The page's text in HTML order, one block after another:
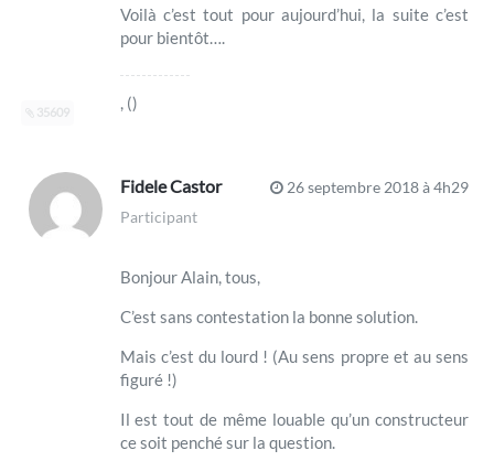
35609
Voilà c’est tout pour aujourd’hui, la suite c’est
pour bientôt….
, ()
26 septembre 2018 à 4h29
Fidele Castor
Participant
Bonjour Alain, tous,
C’est sans contestation la bonne solution.
Mais c’est du lourd ! (Au sens propre et au sens
figuré !)
Il est tout de même louable qu’un constructeur
ce soit penché sur la question.